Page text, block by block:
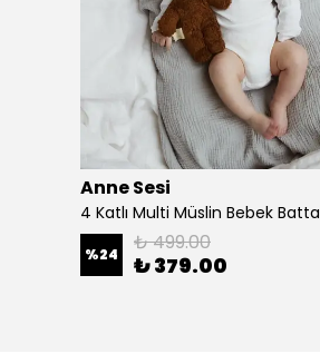
Anne Sesi
%24 ₺ 499.00
₺ 379.00